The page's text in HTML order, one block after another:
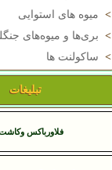
> میوه های استوایی
> بری‌ها و میوه‌های
> ساکولنت ها
تبلیغات
فلاورباکس